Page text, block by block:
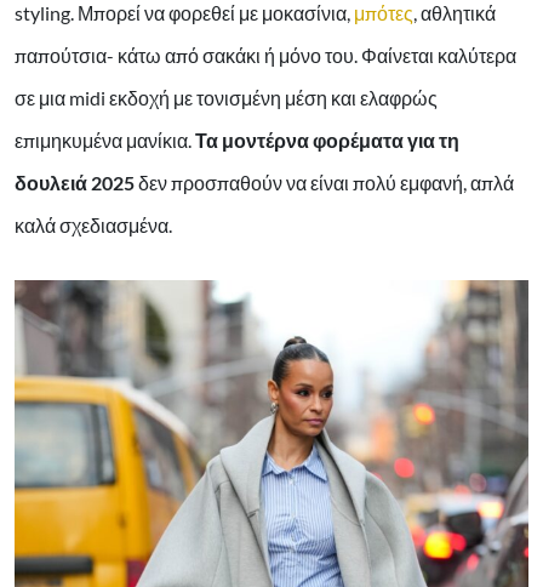
styling. Μπορεί να φορεθεί με μοκασίνια, μπότες, αθλητικά
παπούτσια- κάτω από σακάκι ή μόνο του. Φαίνεται καλύτερα
σε μια midi εκδοχή με τονισμένη μέση και ελαφρώς
επιμηκυμένα μανίκια.Τα μοντέρνα φορέματα για τη
δουλειά 2025δεν προσπαθούν να είναι πολύ εμφανή, απλά
καλά σχεδιασμένα.